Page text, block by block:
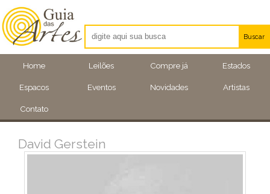
Home Leilões Compre já Estados
Espacos Eventos Novidades Artistas
Contato
Buscar
Artistas
Eventos
David Gerstein